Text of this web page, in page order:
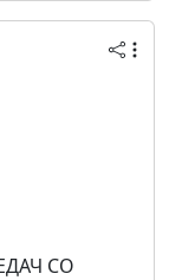
СО